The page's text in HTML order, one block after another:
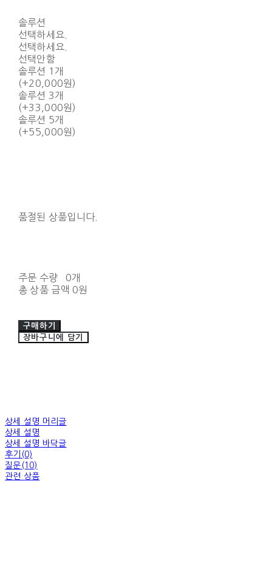
솔루션
선택하세요.
선택하세요.
선택안함
솔루션 1개
(+20,000원)
솔루션 3개
(+33,000원)
솔루션 5개
(+55,000원)
품절된 상품입니다.
주문 수량
0개
총 상품 금액 0원
구매하기
장바구니에 담기
상세 설명 머리글
상세 설명
상세 설명 바닥글
후기(0)
질문(10)
관련 상품